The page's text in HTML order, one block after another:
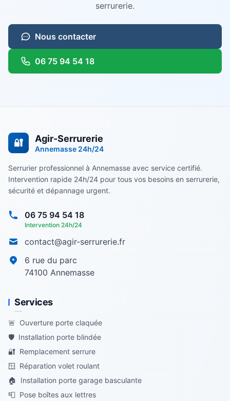
serrurerie.
Nous contacter
06 75 94 54 18
🔐 Agir-Serrurerie
Annemasse 24h/24
Serrurier professionnel à Annemasse avec service certifié.
Intervention rapide 24h/24 pour tous vos besoins en serrurerie,
sécurité et dépannage urgent.
06 75 94 54 18
Intervention 24h/24
contact@agir-serrurerie.fr
6 rue du parc
74100 Annemasse
Services
🚨 Ouverture porte claquée
🛡️ Installation porte blindée
🔐 Remplacement serrure
🪟 Réparation volet roulant
🏠
Installation porte garage basculante
📮 Pose boîtes aux lettres